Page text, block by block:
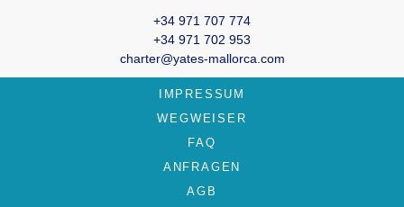
+34 971 707 774
+34 971 702 953
charter@yates-mallorca.com
IMPRESSUM
WEGWEISER
FAQ
ANFRAGEN
AGB